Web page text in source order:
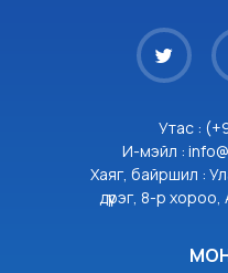
Утас :
И-мэйл :
Хаяг, байршил :
дүүрэг, 8-р